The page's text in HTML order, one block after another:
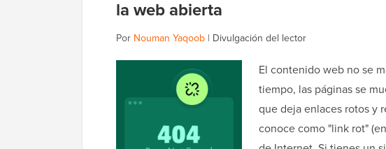
la web abierta
Por Nouman Yaqoob | Divulgación del lector
El contenido web no se
tiempo, las páginas se
que deja enlaces rotos y
conoce como "link rot"